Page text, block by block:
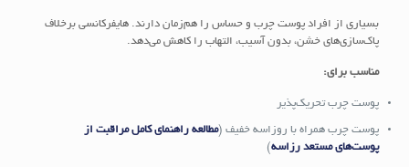
بسیاری از افراد پوست چرب و حساس را هم‌زمان دارند. هایفرکانسی برخلاف
پاک‌سازی‌های خشن، بدون آسیب، التهاب را کاهش می‌دهد.
مناسب برای:
پوست چرب تحریک‌پذیر
پوست چرب همراه با روزاسه خفیف (مطالعه راهنمای کامل مراقبت از
پوست‌های مستعد رزاسه)